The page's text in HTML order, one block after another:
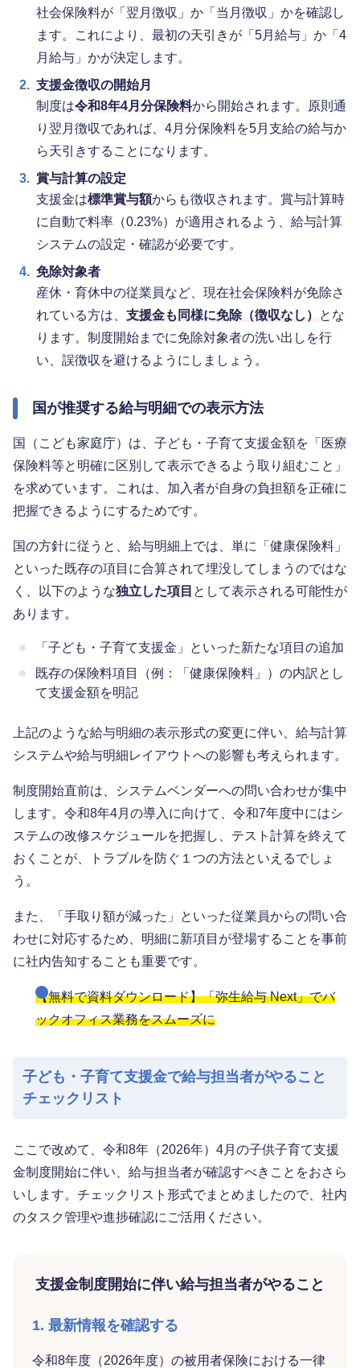
社会保険料が「翌月徴収」か「当月徴収」かを確認し
ます。これにより、最初の天引きが「5月給与」か「4
月給与」かが決定します。
2. 支援金徴収の開始月
制度は令和8年4月分保険料から開始されます。原則通
り翌月徴収であれば、4月分保険料を5月支給の給与か
ら天引きすることになります。
3. 賞与計算の設定
支援金は標準賞与額からも徴収されます。賞与計算時
に自動で料率（0.23%）が適用されるよう、給与計算
システムの設定・確認が必要です。
4. 免除対象者
産休・育休中の従業員など、現在社会保険料が免除さ
れている方は、 支援金も同様に免除（徴収なし）
とな
ります。制度開始までに免除対象者の洗い出しを行
い、誤徴収を避けるようにしましょう。
国が推奨する給与明細での表示方法
国（こども家庭庁）は、子ども・子育て支援金額を「医療
保険料等と明確に区別して表示できるよう取り組むこと」
を求めています。これは、加入者が自身の負担額を正確に
把握できるようにするためです。
国の方針に従うと、給与明細上では、単に「健康保険料」
といった既存の項目に合算されて埋没してしまうのではな
く、以下のような独立した項目 として表示される可能性が
あります。
「子ども・子育て支援金」といった新たな項目の追加
既存の保険料項目（例：「健康保険料」）の内訳とし
て支援金額を明記
上記のような給与明細の表示形式の変更に伴い、給与計算
システムや給与明細レイアウトへの影響も考えられます。
制度開始直前は、システムベンダーへの問い合わせが集中
します。令和8年4月の導入に向けて、令和7年度中にはシ
ステムの改修スケジュールを把握し、テスト計算を終えて
おくことが、トラブルを防ぐ１つの方法といえるでしょ
う。
また、「手取り額が減った」といった従業員からの問い合
わせに対応するため、明細に新項目が登場することを事前
に社内告知することも重要です。
【無料で資料ダウンロード】「弥生給与 Next」でバ
ックオフィス業務をスムーズに
子ども・子育て支援金で給与担当者がやること
チェックリスト
ここで改めて、令和8年（2026年）4月の子供子育て支援
金制度開始に伴い、給与担当者が確認すべきことをおさら
いします。チェックリスト形式でまとめましたので、社内
のタスク管理や進捗確認にご活用ください。
支援金制度開始に伴い給与担当者がやること
1. 最新情報を確認する
令和8年度（2026年度）の被用者保険における一律